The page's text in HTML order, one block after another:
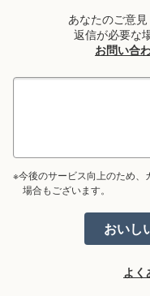
あなたのご意
返信が必要な
お問い合
※今後のサービス向上のため、
場合もございます。
よく